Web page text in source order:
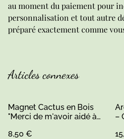
au moment du paiement pour
personnalisation et tout autre
préparé exactement comme
Articles connexes
Magnet Cactus en Bois
"Merci de m'avoir aidé à
8,50 €
–